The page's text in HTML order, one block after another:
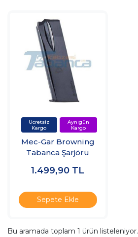
Mec-Gar Browning
Tabanca Şarjörü
1.499,90 TL
Sepete Ekle
Bu aramada toplam 1 ürün listeleniyor.